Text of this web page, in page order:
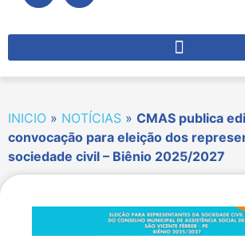
INICIO » NOTÍCIAS » CMAS publica
convocação para eleição dos
sociedade civil – Biênio 2025/2027